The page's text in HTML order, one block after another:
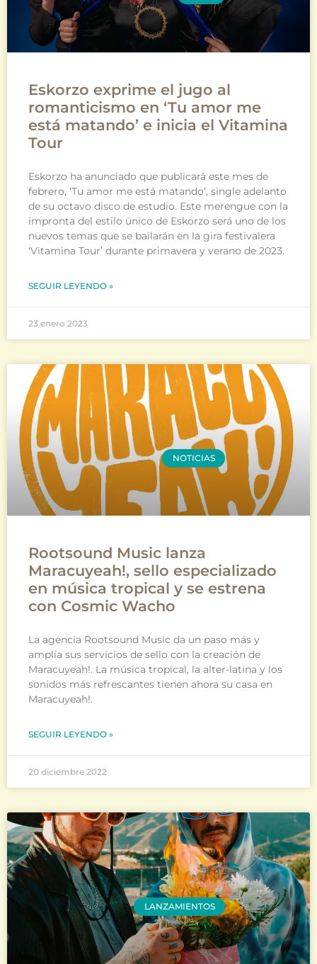
Eskorzo exprime el jugo al
romanticismo en ‘Tu amor me
está matando’ e inicia el Vitamina
Tour
Eskorzo ha anunciado que publicará este mes de
febrero, ‘Tu amor me está matando’, single adelanto
de su octavo disco de estudio. Este merengue con la
impronta del estilo único de Eskorzo será uno de los
nuevos temas que se bailarán en la gira festivalera
‘Vitamina Tour’ durante primavera y verano de 2023.
SEGUIR LEYENDO »
23 enero 2023
NOTICIAS
Rootsound Music lanza
Maracuyeah!, sello especializado
en música tropical y se estrena
con Cosmic Wacho
La agencia Rootsound Music da un paso más y
amplía sus servicios de sello con la creación de
Maracuyeah!. La música tropical, la alter-latina y los
sonidos más refrescantes tienen ahora su casa en
Maracuyeah!.
SEGUIR LEYENDO »
20 diciembre 2022
LANZAMIENTOS